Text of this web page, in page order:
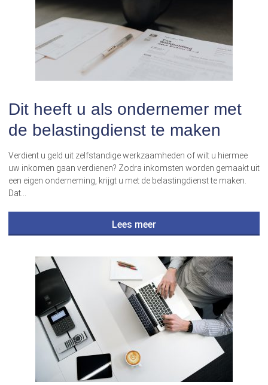
Dit heeft u als ondernemer met
de belastingdienst te maken
Verdient u geld uit zelfstandige werkzaamheden of wilt u hiermee
uw inkomen gaan verdienen? Zodra inkomsten worden gemaakt uit
een eigen onderneming, krijgt u met de belastingdienst te maken.
Dat…
Lees meer